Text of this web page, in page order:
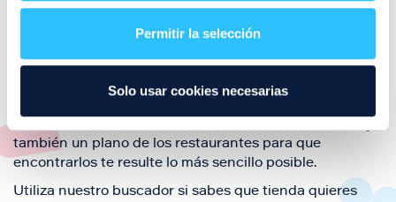
Permitir la selección
Solo usar cookies necesarias
también de nuestra oferta de ocio y shopping durante
tu visita.
El este directorio de restaurantes de Puerto Venecia
también un plano de los restaurantes para que
encontrarlos te resulte lo más sencillo posible.
Utiliza nuestro buscador si sabes que tienda quieres